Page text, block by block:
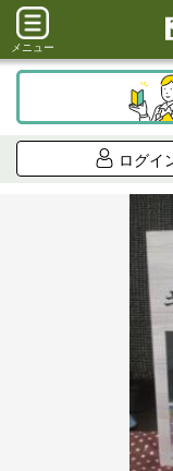
メニュー
ログイ